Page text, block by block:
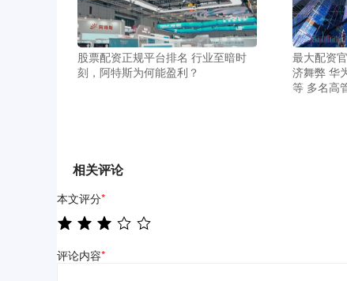
股票配资正规平台排名 行业至暗时
刻，阿特斯为何能盈利？
最大配资
济舞弊 华
等 多名高
相关评论
本文评分*
评论内容*